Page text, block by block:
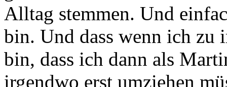
Alltag stemmen. Und
bin. Und dass wenn ich zu
bin, dass ich dann als
irgendwo erst umziehen